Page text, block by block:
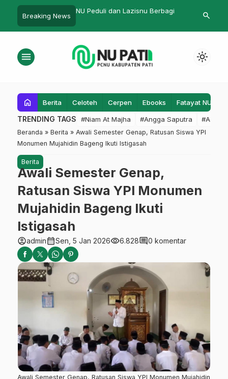
Breaking News
Hasil Keputusan Kombes 2012
NU Pati
search
menu light_mode
home Berita Celoteh Cerpen Ebooks Fatayat NU
TRENDING TAGS #Niam At Majha #Angga Saputra #Admin
Beranda » Berita » Awali Semester Genap, Ratusan Siswa YPI
Monumen Mujahidin Bageng Ikuti Istigasah
Berita
Awali Semester Genap,
Ratusan Siswa YPI Monumen
Mujahidin Bageng Ikuti
Istigasah
account_circleadmincalendar_monthSen, 5 Jan 2026visibility6.828comment0 komentar
Awali Semester Genap, Ratusan Siswa YPI Monumen Mujahidin